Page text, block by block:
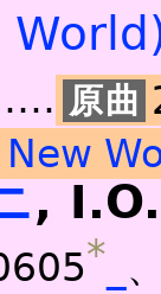
,
*